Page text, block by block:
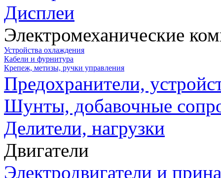
Дисплеи
Электромеханические
Устройства охлаждения
Кабели и фурнитура
Крепеж, метизы, ручки управления
Предохранители,
Шунты, добавочные
Делители, нагрузки
Двигатели
Электродвигатели и